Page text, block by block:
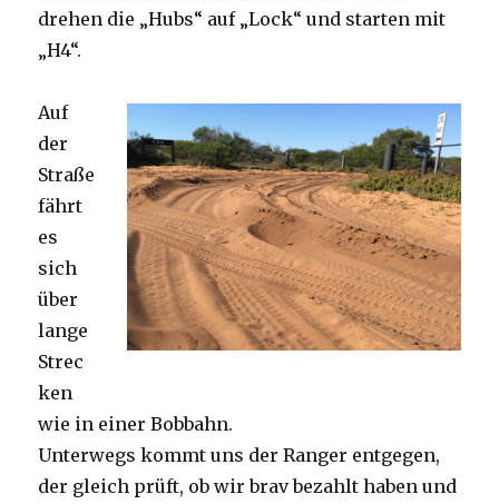
drehen die „Hubs“ auf „Lock“ und starten mit
„H4“.
Auf
der
Straße
fährt
es
sich
über
lange
Strec
ken
wie in einer Bobbahn.
Unterwegs kommt uns der Ranger entgegen,
der gleich prüft, ob wir brav bezahlt haben und